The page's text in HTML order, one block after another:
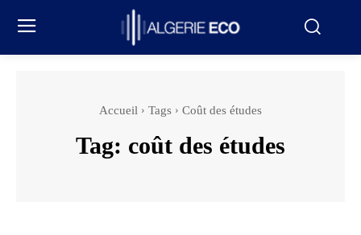
Accueil Tags Coût des études
Tag: coût des études